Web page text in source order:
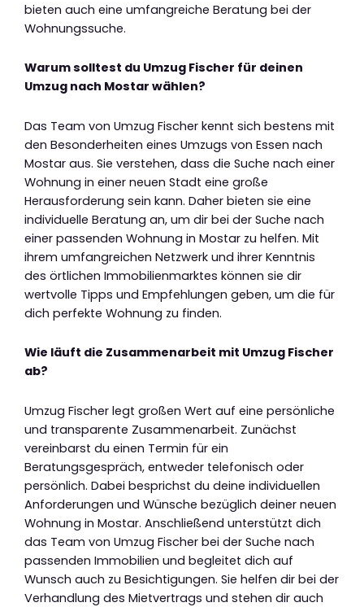
bieten auch eine umfangreiche Beratung bei der
Wohnungssuche.
Warum solltest du Umzug Fischer für deinen
Umzug nach Mostar wählen?
Das Team von Umzug Fischer kennt sich bestens mit
den Besonderheiten eines Umzugs von Essen nach
Mostar aus. Sie verstehen, dass die Suche nach einer
Wohnung in einer neuen Stadt eine große
Herausforderung sein kann. Daher bieten sie eine
individuelle Beratung an, um dir bei der Suche nach
einer passenden Wohnung in Mostar zu helfen. Mit
ihrem umfangreichen Netzwerk und ihrer Kenntnis
des örtlichen Immobilienmarktes können sie dir
wertvolle Tipps und Empfehlungen geben, um die für
dich perfekte Wohnung zu finden.
Wie läuft die Zusammenarbeit mit Umzug Fischer
ab?
Umzug Fischer legt großen Wert auf eine persönliche
und transparente Zusammenarbeit. Zunächst
vereinbarst du einen Termin für ein
Beratungsgespräch, entweder telefonisch oder
persönlich. Dabei besprichst du deine individuellen
Anforderungen und Wünsche bezüglich deiner neuen
Wohnung in Mostar. Anschließend unterstützt dich
das Team von Umzug Fischer bei der Suche nach
passenden Immobilien und begleitet dich auf
Wunsch auch zu Besichtigungen. Sie helfen dir bei der
Verhandlung des Mietvertrags und stehen dir auch